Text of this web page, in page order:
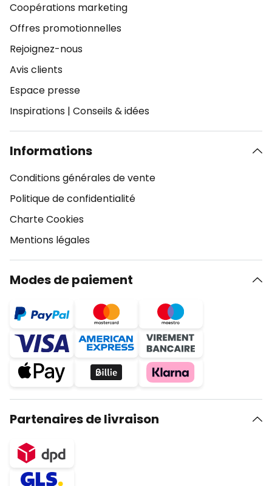
Coopérations marketing
Offres promotionnelles
Rejoignez-nous
Avis clients
Espace presse
Inspirations | Conseils & idées
Informations
Conditions générales de vente
Politique de confidentialité
Charte Cookies
Mentions légales
Modes de paiement
Partenaires de livraison